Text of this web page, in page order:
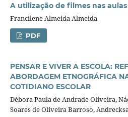
A utilização de filmes nas
Francilene Almeida Almeida
PDF
PENSAR E VIVER A ESCOLA:
ABORDAGEM ETNOGRÁFICA
COTIDIANO ESCOLAR
Débora Paula de Andrade Oliveira,
Soares de Oliveira Barroso,